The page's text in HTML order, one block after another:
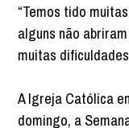
“Temos tido
alguns não
muitas
A Igreja Católica
domingo, a